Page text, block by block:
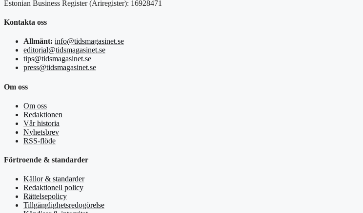
Estonian Business Register (Äriregister): 16928471
Kontakta oss
Allmänt: info@tidsmagasinet.se
editorial@tidsmagasinet.se
tips@tidsmagasinet.se
press@tidsmagasinet.se
Om oss
Om oss
Redaktionen
Vår historia
Nyhetsbrev
RSS-flöde
Förtroende & standarder
Källor & standarder
Redaktionell policy
Rättelsepolicy
Tillgänglighetsredogörelse